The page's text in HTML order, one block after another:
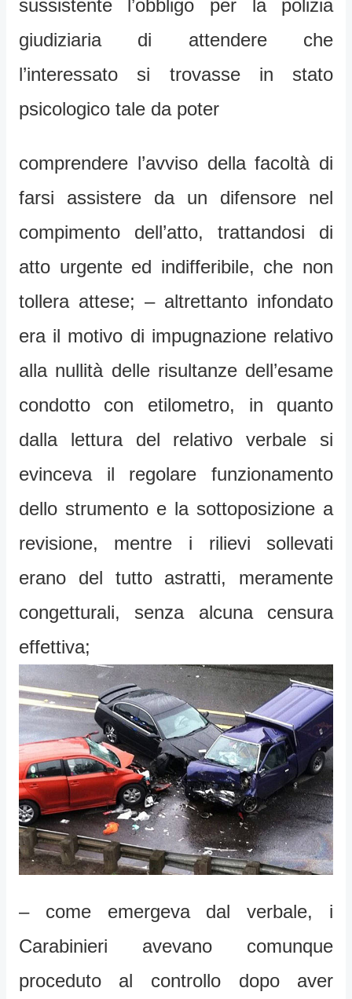
sussistente l’obbligo per la polizia
giudiziaria di attendere che
l’interessato si trovasse in stato
psicologico tale da poter
comprendere l’avviso della facoltà di
farsi assistere da un difensore nel
compimento dell’atto, trattandosi di
atto urgente ed indifferibile, che non
tollera attese; – altrettanto infondato
era il motivo di impugnazione relativo
alla nullità delle risultanze dell’esame
condotto con etilometro, in quanto
dalla lettura del relativo verbale si
evinceva il regolare funzionamento
dello strumento e la sottoposizione a
revisione, mentre i rilievi sollevati
erano del tutto astratti, meramente
congetturali, senza alcuna censura
effettiva;
– come emergeva dal verbale, i
Carabinieri avevano comunque
proceduto al controllo dopo aver